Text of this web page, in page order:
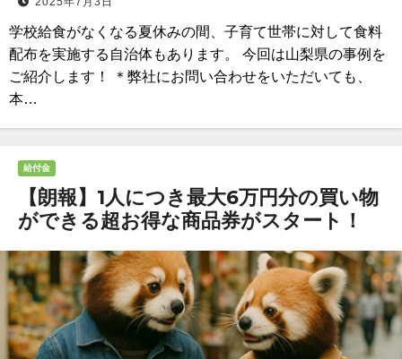
学校給食がなくなる夏休みの間、子育て世帯に対して食料
配布を実施する自治体もあります。 今回は山梨県の事例を
ご紹介します！ ＊弊社にお問い合わせをいただいても、
本…
給付金
【朗報】1人につき最大6万円分の買い物
ができる超お得な商品券がスタート！